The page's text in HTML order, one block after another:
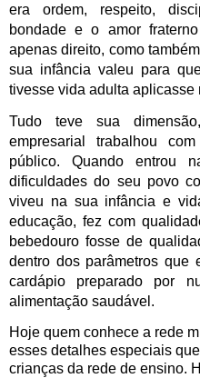
era ordem, respeito,
bondade e o amor
apenas direito, como
sua infância valeu para
tivesse vida adulta aplicasse
Tudo teve sua
empresarial trabalhou
público. Quando entrou
dificuldades do seu povo
viveu na sua infância e
educação, fez com
bebedouro fosse de
dentro dos parâmetros que
cardápio preparado por
alimentação saudável.
Hoje quem conhece a rede
esses detalhes especiais
crianças da rede de ensino.